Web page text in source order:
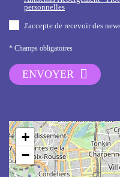
personnelles
J'accepte de recevoir des
* Champs obligatoires
ENVOYER
+
−